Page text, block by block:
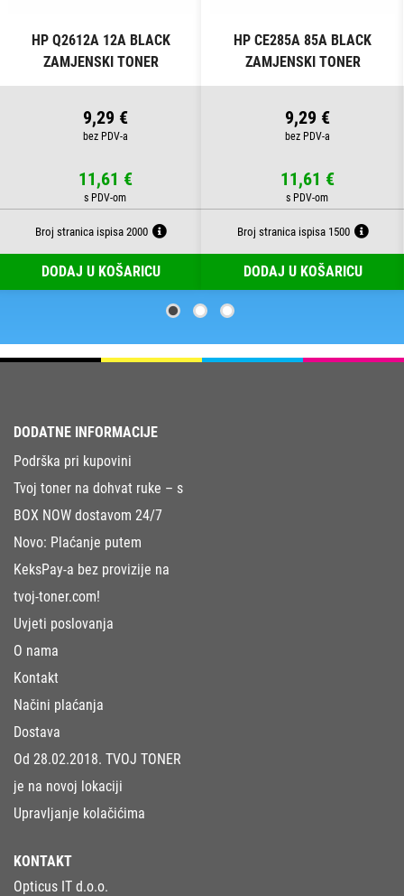
HP Q2612A 12A BLACK
ZAMJENSKI TONER
9,29 €
11,61 €
Broj stranica ispisa 2000
DODAJ U KOŠARICU
HP CE285A 85A BLACK
ZAMJENSKI TONER
9,29 €
11,61 €
Broj stranica ispisa 1500
DODAJ U KOŠARICU
DODATNE INFORMACIJE
Podrška pri kupovini
Tvoj toner na dohvat ruke – s
BOX NOW dostavom 24/7
Novo: Plaćanje putem
KeksPay-a bez provizije na
tvoj-toner.com!
Uvjeti poslovanja
O nama
Kontakt
Načini plaćanja
Dostava
Od 28.02.2018. TVOJ TONER
je na novoj lokaciji
Upravljanje kolačićima
KONTAKT
Opticus IT d.o.o.